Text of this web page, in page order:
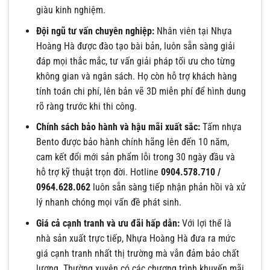
giàu kinh nghiệm.
Đội ngũ tư vấn chuyên nghiệp:Nhân viên tại Nhựa
Hoàng Hà được đào tạo bài bản, luôn sẵn sàng giải
đáp mọi thắc mắc, tư vấn giải pháp tối ưu cho từng
không gian và ngân sách. Họ còn hỗ trợ khách hàng
tính toán chi phí, lên bản vẽ 3D miễn phí để hình dung
rõ ràng trước khi thi công.
Chính sách bảo hành và hậu mãi xuất sắc:Tấm nhựa
Bento được bảo hành chính hãng lên đến 10 năm,
cam kết đổi mới sản phẩm lỗi trong 30 ngày đầu và
hỗ trợ kỹ thuật trọn đời. Hotline 0904.578.710 /
0964.628.062luôn sẵn sàng tiếp nhận phản hồi và xử
lý nhanh chóng mọi vấn đề phát sinh.
Giá cả cạnh tranh và ưu đãi hấp dẫn:Với lợi thế là
nhà sản xuất trực tiếp, Nhựa Hoàng Hà đưa ra mức
giá cạnh tranh nhất thị trường mà vẫn đảm bảo chất